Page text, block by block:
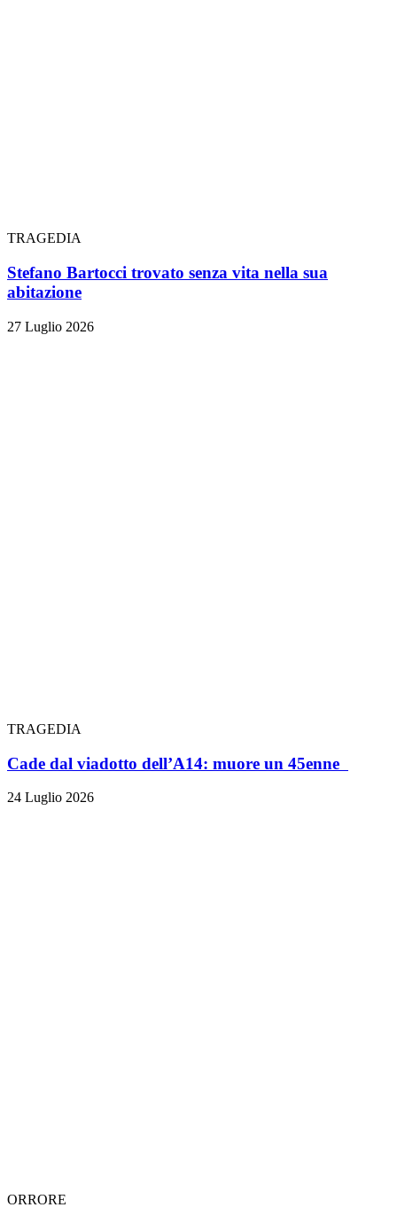
TRAGEDIA
Stefano Bartocci trovato senza vita nella sua
abitazione
27 Luglio 2026
TRAGEDIA
Cade dal viadotto dell’A14: muore un 45enne
24 Luglio 2026
ORRORE